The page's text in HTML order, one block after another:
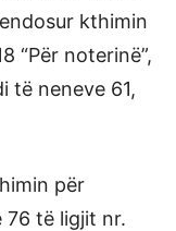
kthimin
“Për noterinë”,
të neneve 61,
për
76 të ligjit nr.